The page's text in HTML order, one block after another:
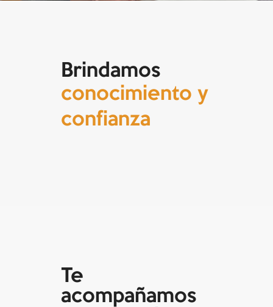
Brindamos
conocimiento y
confianza
Te
acompañamos